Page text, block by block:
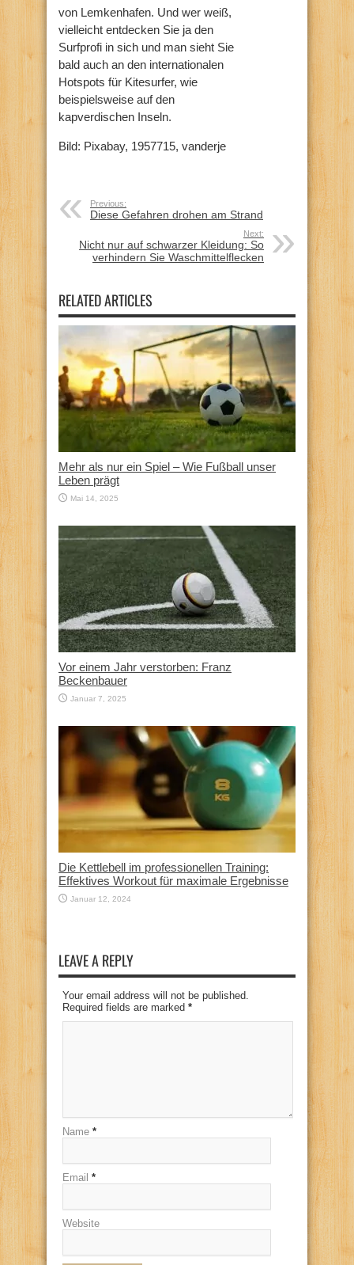
von Lemkenhafen. Und wer weiß,
vielleicht entdecken Sie ja den
Surfprofi in sich und man sieht Sie
bald auch an den internationalen
Hotspots für Kitesurfer, wie
beispielsweise auf den
kapverdischen Inseln.
Bild: Pixabay, 1957715, vanderje
Previous:
Diese Gefahren drohen am Strand
Next:
Nicht nur auf schwarzer Kleidung: So
verhindern Sie Waschmittelflecken
RELATED ARTICLES
Mehr als nur ein Spiel – Wie Fußball unser
Leben prägt
Mai 14, 2025
Vor einem Jahr verstorben: Franz
Beckenbauer
Januar 7, 2025
Die Kettlebell im professionellen Training:
Effektives Workout für maximale Ergebnisse
Januar 12, 2024
LEAVE A REPLY
Your email address will not be published.
Required fields are marked *
Name *
Email *
Website